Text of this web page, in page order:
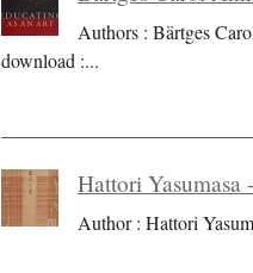
Authors : Bärtges
download :...
Hattori
Author : Hattori